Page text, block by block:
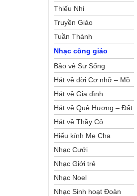
Thiếu Nhi
Truyền Giáo
Tuần Thánh
Nhạc công giáo
Bảo vệ Sự Sống
Hát về đời Cơ nhỡ – Mồ
côi
Hát về Gia đình
Hát về Quê Hương – Đất
Nước
Hát về Thầy Cô
Hiếu kính Mẹ Cha
Nhạc Cưới
Nhạc Giới trẻ
Nhạc Noel
Nhạc Sinh hoạt Đoàn